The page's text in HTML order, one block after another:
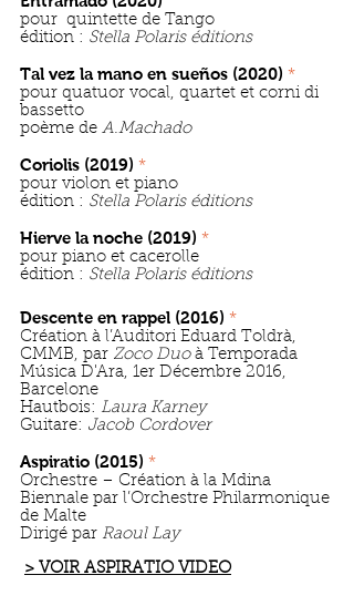
pour quintette de Tango
édition : Stella Polaris éditions
Tal vez la mano en sueños (2020) *
pour quatuor vocal, quartet et corni di
bassetto
poème de A.Machado
Coriolis (2019) *
pour violon et piano
édition : Stella Polaris éditions
Hierve la noche (2019) *
pour piano et cacerolle
édition : Stella Polaris éditions
Descente en rappel (2016) *
Création à l’Auditori Eduard Toldrà,
CMMB, par Zoco Duoà Temporada
Música D'Ara, 1er Décembre 2016,
Barcelone
Hautbois: Laura Karney
Guitare: Jacob Cordover
Aspiratio (2015) *
Orchestre – Création à la Mdina
Biennale par l’Orchestre Philarmonique
de Malte
Dirigé par Raoul Lay
> VOIR ASPIRATIO VIDEO